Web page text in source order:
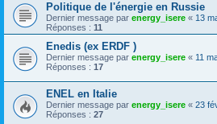
Politique de l'énergie en Russie
Dernier message par energy_isere « 13
Réponses : 11
Enedis (ex ERDF )
Dernier message par energy_isere « 11
Réponses : 17
ENEL en Italie
Dernier message par energy_isere « 23
Réponses : 27